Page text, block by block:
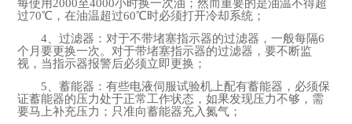
每使用2000至4000小时换一次油；然而重要的是油温不得超
过70℃，在油温超过60℃时必须打开冷却系统；
4、过滤器：对于不带堵塞指示器的过滤器，一般每隔6
个月要更换一次。对于带堵塞指示器的过滤器，要不断监
视，当指示器报警后必须立即更换；
5、蓄能器：有些电液伺服试验机上配有蓄能器，必须保
证蓄能器的压力处于正常工作状态，如果发现压力不够，需
要马上补充压力；只准向蓄能器充入氮气；